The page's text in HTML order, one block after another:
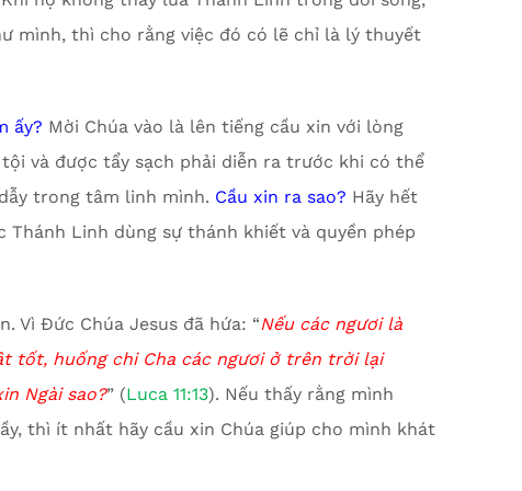
mình, thì cho rằng việc đó có lẽ chỉ là lý thuyết
ấy? Mời Chúa vào là lên tiếng cầu xin với lòng
và được tẩy sạch phải diễn ra trước khi có thể
trong tâm linh mình. Cầu xin ra sao? Hãy hết
Linh dùng sự thánh khiết và quyền phép
Vì Đức Chúa Jesus đã hứa: “Nếu các ngươi là
tốt, huống chi Cha các ngươi ở trên trời lại
Ngài sao?” (Luca 11:13). Nếu thấy rằng mình
thì ít nhất hãy cầu xin Chúa giúp cho mình khát